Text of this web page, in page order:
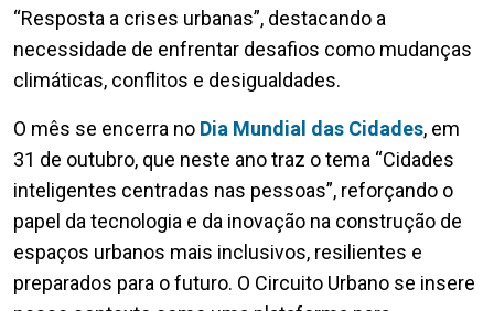
“Resposta a crises urbanas”, destacando a
necessidade de enfrentar desafios como mudanças
climáticas, conflitos e desigualdades.
O mês se encerra no Dia Mundial das Cidades, em
31 de outubro, que neste ano traz o tema “Cidades
inteligentes centradas nas pessoas”, reforçando o
papel da tecnologia e da inovação na construção de
espaços urbanos mais inclusivos, resilientes e
preparados para o futuro. O Circuito Urbano se insere